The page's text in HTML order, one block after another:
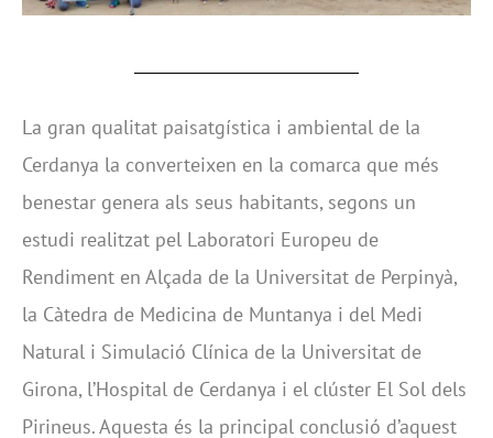
La gran qualitat paisatgística i ambiental de la
Cerdanya la converteixen en la comarca que més
benestar genera als seus habitants, segons un
estudi realitzat pel Laboratori Europeu de
Rendiment en Alçada de la Universitat de Perpinyà,
la Càtedra de Medicina de Muntanya i del Medi
Natural i Simulació Clínica de la Universitat de
Girona, l’Hospital de Cerdanya i el clúster El Sol dels
Pirineus. Aquesta és la principal conclusió d’aquest